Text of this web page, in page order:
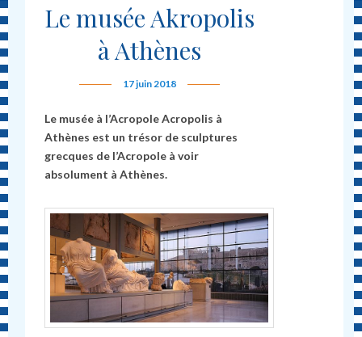
Le musée Akropolis
à Athènes
17 juin 2018
Le musée à l’Acropole Acropolis à
Athènes est un trésor de sculptures
grecques de l’Acropole à voir
absolument à Athènes.